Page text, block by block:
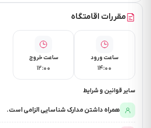
مقررات اقامتگاه
ساعت ورود
۱۴:۰۰
ساعت خروج
۱۲:۰۰
سایر قوانین و شرایط
همراه داشتن مدارک شناسایی الزامی است.